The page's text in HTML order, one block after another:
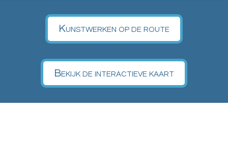
Kunstwerken op de route
Bekijk de interactieve kaart